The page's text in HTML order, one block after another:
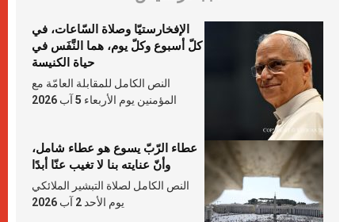
الإفخارستيّا وصلاة السّاعات، في
كلّ أسبوع وكلّ يوم، هما النَّفَس في
حياة الكنيسة
النص الكامل للمقابلة العامّة مع
المؤمنين يوم الأربعاء 5 آب 2026
عطاء الرّبّ يسوع هو عطاء شامل،
وأنّ عنايته بنا لا تغيب عنّا أبدًا
النص الكامل لصلاة التبشير الملائكي
يوم الأحد 2 آب 2026